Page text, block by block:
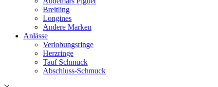
Breitling
Longines
Andere Marken
Anlässe
Verlobungsringe
Herzringe
Tauf Schmuck
Abschluss-Schmuck